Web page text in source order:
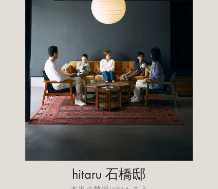
hitaru 石橋邸